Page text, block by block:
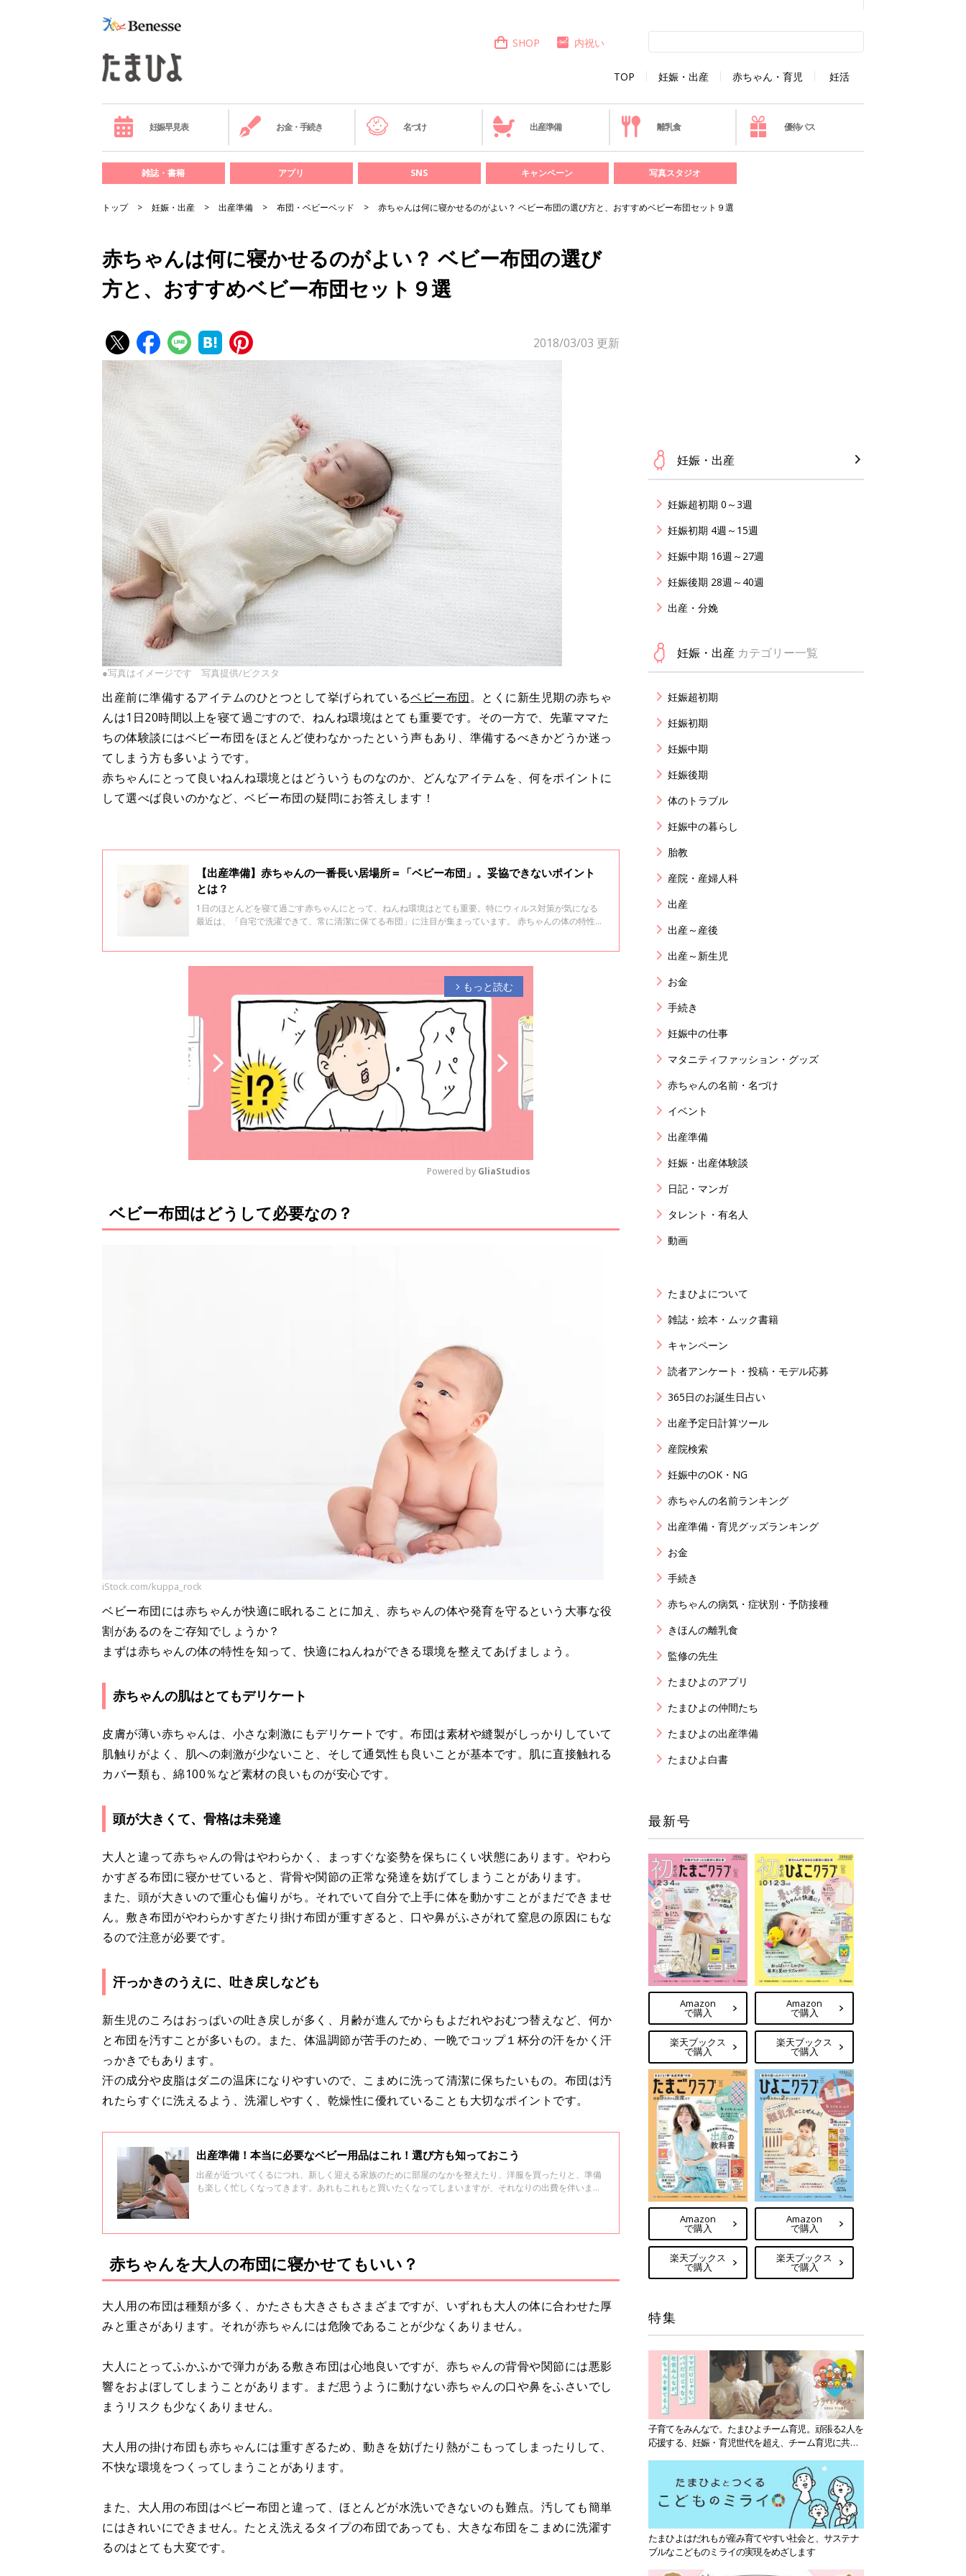
TOP 妊娠・出産 赤ちゃん・育児 妊活
SHOP 内祝い
妊娠早見表 お金・手続き 名づけ 出産準備 離乳食 優待パス
雑誌・書籍 アプリ SNS キャンペーン 写真スタジオ
トップ 妊娠・出産 出産準備 布団・ベビーベッド 赤ちゃんは何に寝かせるのがよい？ ベビー布団の選び方と、おすすめベビー布団セット９選
赤ちゃんは何に寝かせるのがよい？ ベビー布団の選び
方と、おすすめベビー布団セット９選
2018/03/03 更新
●写真はイメージです 写真提供/ピクスタ
出産前に準備するアイテムのひとつとして挙げられているベビー布団。とくに新生児期の赤ちゃ
んは1日20時間以上を寝て過ごすので、ねんね環境はとても重要です。その一方で、先輩ママた
ちの体験談にはベビー布団をほとんど使わなかったという声もあり、準備するべきかどうか迷っ
てしまう方も多いようです。
赤ちゃんにとって良いねんね環境とはどういうものなのか、どんなアイテムを、何をポイントに
して選べば良いのかなど、ベビー布団の疑問にお答えします！
【出産準備】赤ちゃんの一番長い居場所＝「ベビー布団」。妥協できないポイント
とは？
1日のほとんどを寝て過ごす赤ちゃんにとって、ねんね環境はとても重要。特にウィルス対策が気になる
最近は、「自宅で洗濯できて、常に清潔に保てる布団」に注目が集まっています。 赤ちゃんの体の特性と
arrow_forward_ios もっと読む
u
Powered by GliaStudios
ベビー布団はどうして必要なの？
iStock.com/kuppa_rock
ベビー布団には赤ちゃんが快適に眠れることに加え、赤ちゃんの体や発育を守るという大事な役
割があるのをご存知でしょうか？
まずは赤ちゃんの体の特性を知って、快適にねんねができる環境を整えてあげましょう。
赤ちゃんの肌はとてもデリケート
皮膚が薄い赤ちゃんは、小さな刺激にもデリケートです。布団は素材や縫製がしっかりしていて
肌触りがよく、肌への刺激が少ないこと、そして通気性も良いことが基本です。肌に直接触れる
カバー類も、綿100％など素材の良いものが安心です。
頭が大きくて、骨格は未発達
大人と違って赤ちゃんの骨はやわらかく、まっすぐな姿勢を保ちにくい状態にあります。やわら
かすぎる布団に寝かせていると、背骨や関節の正常な発達を妨げてしまうことがあります。
また、頭が大きいので重心も偏りがち。それでいて自分で上手に体を動かすことがまだできませ
ん。敷き布団がやわらかすぎたり掛け布団が重すぎると、口や鼻がふさがれて窒息の原因にもな
るので注意が必要です。
汗っかきのうえに、吐き戻しなども
新生児のころはおっぱいの吐き戻しが多く、月齢が進んでからもよだれやおむつ替えなど、何か
と布団を汚すことが多いもの。また、体温調節が苦手のため、一晩でコップ１杯分の汗をかく汗
っかきでもあります。
汗の成分や皮脂はダニの温床になりやすいので、こまめに洗って清潔に保ちたいもの。布団は汚
れたらすぐに洗えるよう、洗濯しやすく、乾燥性に優れていることも大切なポイントです。
出産準備！本当に必要なベビー用品はこれ！選び方も知っておこう
出産が近づいてくるにつれ、新しく迎える家族のために部屋のなかを整えたり、洋服を買ったりと、準備
も楽しく忙しくなってきます。あれもこれもと買いたくなってしまいますが、それなりの出費を伴いま
赤ちゃんを大人の布団に寝かせてもいい？
大人用の布団は種類が多く、かたさも大きさもさまざまですが、いずれも大人の体に合わせた厚
みと重さがあります。それが赤ちゃんには危険であることが少なくありません。
大人にとってふかふかで弾力がある敷き布団は心地良いですが、赤ちゃんの背骨や関節には悪影
響をおよぼしてしまうことがあります。まだ思うように動けない赤ちゃんの口や鼻をふさいでし
まうリスクも少なくありません。
大人用の掛け布団も赤ちゃんには重すぎるため、動きを妨げたり熱がこもってしまったりして、
不快な環境をつくってしまうことがあります。
また、大人用の布団はベビー布団と違って、ほとんどが水洗いできないのも難点。汚しても簡単
にはきれいにできません。たとえ洗えるタイプの布団であっても、大きな布団をこまめに洗濯す
るのはとても大変です。
妊娠・出産
妊娠超初期 0～3週
妊娠初期 4週～15週
妊娠中期 16週～27週
妊娠後期 28週～40週
出産・分娩
妊娠・出産 カテゴリー一覧
妊娠超初期
妊娠初期
妊娠中期
妊娠後期
体のトラブル
妊娠中の暮らし
胎教
産院・産婦人科
出産
出産～産後
出産～新生児
お金
手続き
妊娠中の仕事
マタニティファッション・グッズ
赤ちゃんの名前・名づけ
イベント
出産準備
妊娠・出産体験談
日記・マンガ
タレント・有名人
動画
たまひよについて
雑誌・絵本・ムック書籍
キャンペーン
読者アンケート・投稿・モデル応募
365日のお誕生日占い
出産予定日計算ツール
産院検索
妊娠中のOK・NG
赤ちゃんの名前ランキング
出産準備・育児グッズランキング
お金
手続き
赤ちゃんの病気・症状別・予防接種
きほんの離乳食
監修の先生
たまひよのアプリ
たまひよの仲間たち
たまひよの出産準備
たまひよ白書
最新号
Amazon
で購入
楽天ブックス
で購入
Amazon
で購入
楽天ブックス
で購入
Amazon
で購入
楽天ブックス
で購入
Amazon
で購入
楽天ブックス
で購入
特集
子育てをみんなで。たまひよチーム育児。頑張る2人を
応援する、妊娠・育児世代を超え、チーム育児に共感
たまひよはだれもが産み育てやすい社会と、サステナ
ブルなこどものミライの実現をめざします